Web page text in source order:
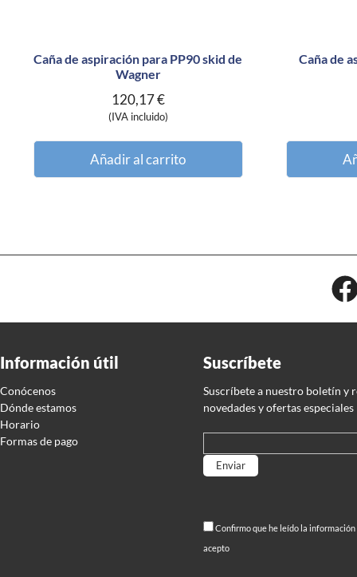
Caña de aspiración para PP90 skid de
Wagner
120,17€
(IVA incluido)
Añadir al carrito
Caña de
Información útil
Conócenos
Dónde estamos
Horario
Formas de pago
Suscríbete
Suscríbete a nuestro boletín y
novedades y ofertas especiales
Confirmo que he leído la
acepto